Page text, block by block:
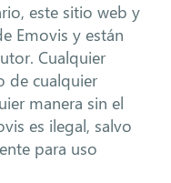
este sitio web y
Emovis y están
Cualquier
de cualquier
manera sin el
es ilegal, salvo
para uso